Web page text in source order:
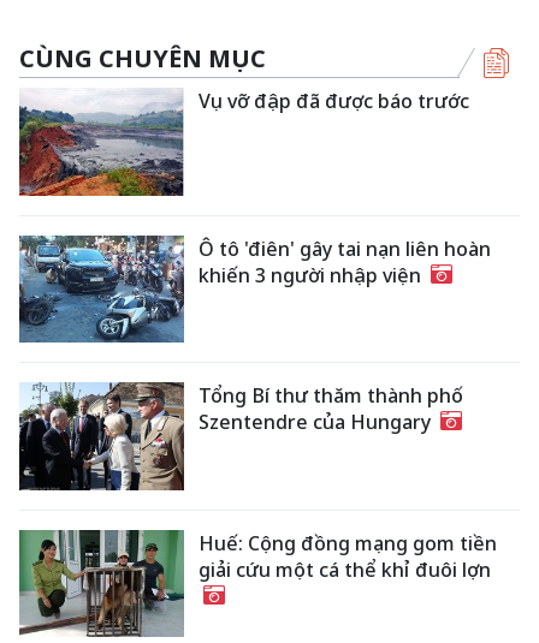
CÙNG CHUYÊN MỤC
Vụ vỡ đập đã được báo trước
Ô tô 'điên' gây tai nạn liên hoàn
khiến 3 người nhập viện
Tổng Bí thư thăm thành phố
Szentendre của Hungary
Huế: Cộng đồng mạng gom tiền
giải cứu một cá thể khỉ đuôi lợn